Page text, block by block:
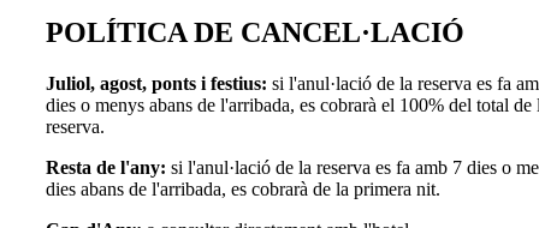
POLÍTICA DE CANCEL·LACIÓ
Juliol, agost, ponts i festius: si l'anul·lació de la reserva es fa
dies o menys abans de l'arribada, es cobrarà el 100% del total de
reserva.
Resta de l'any: si l'anul·lació de la reserva es fa amb 7 dies o
dies abans de l'arribada, es cobrarà de la primera nit.